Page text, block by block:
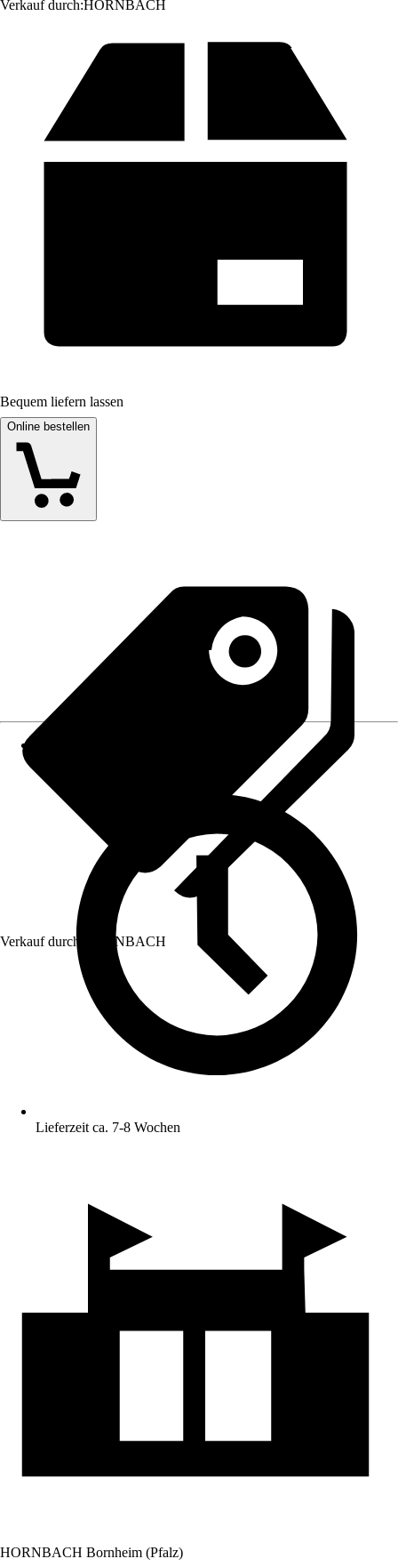
Verkauf durch:HORNBACH
Bequem liefern lassen
Online bestellen
Verkauf durch: HORNBACH
Lieferzeit ca. 7-8 Wochen
HORNBACH Bornheim (Pfalz)